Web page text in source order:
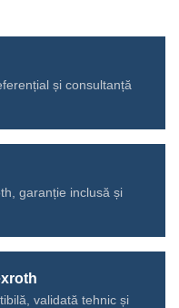
și consultanță
garanție inclusă și
validată tehnic și